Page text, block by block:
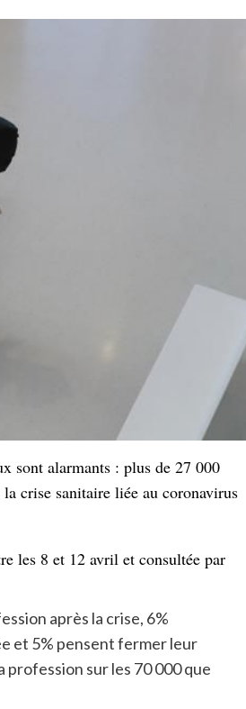
sont alarmants : plus de 27 000
crise sanitaire liée au coronavirus
les 8 et 12 avril et consultée par
après la crise, 6%
et 5% pensent fermer leur
sur les 70 000 que